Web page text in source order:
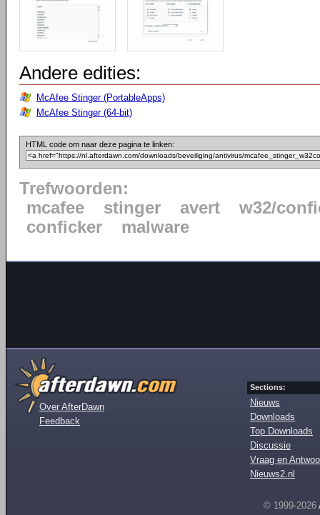
Andere edities:
McAfee Stinger (PortableApps)
McAfee Stinger (64-bit)
HTML code om naar deze pagina te linken:
Trefwoorden:
mcafee
stinger avert
w32/
conficker
malware
Over AfterDawn
Feedback
Sections:
Nieuws
Downloads
Top Downloads
Discussie
Vraag en
Nieuws2.nl
© 1999-2026